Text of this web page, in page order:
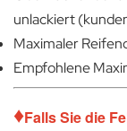
unlackiert
Maximaler
Empfohlene
♦Falls Sie die